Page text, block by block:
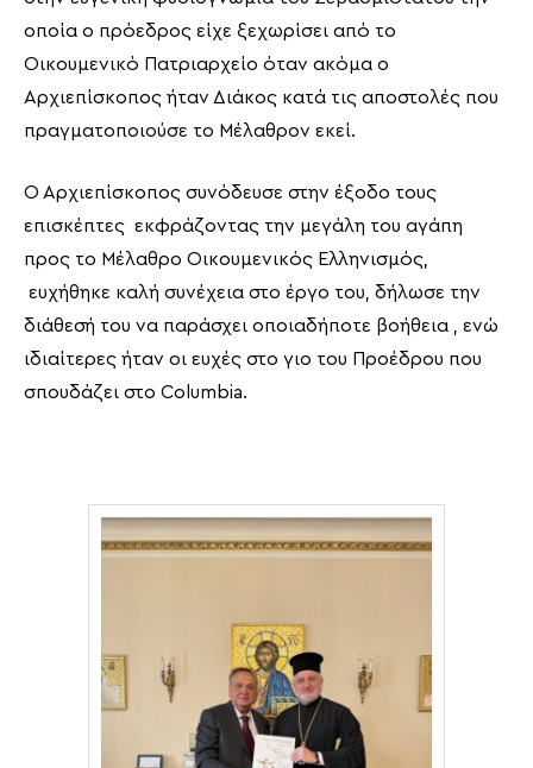
οποία ο πρόεδρος είχε ξεχωρίσει από το
Οικουμενικό Πατριαρχείο όταν ακόμα ο
Αρχιεπίσκοπος ήταν Διάκος κατά τις αποστολές που
πραγματοποιούσε το Μέλαθρον εκεί.
Ο Αρχιεπίσκοπος συνόδευσε στην έξοδο τους
επισκέπτες εκφράζοντας την μεγάλη του αγάπη
προς το Μέλαθρο Οικουμενικός Ελληνισμός,
ευχήθηκε καλή συνέχεια στο έργο του, δήλωσε την
διάθεσή του να παράσχει οποιαδήποτε βοήθεια , ενώ
ιδιαίτερες ήταν οι ευχές στο γιο του Προέδρου που
σπουδάζει στο Columbia.